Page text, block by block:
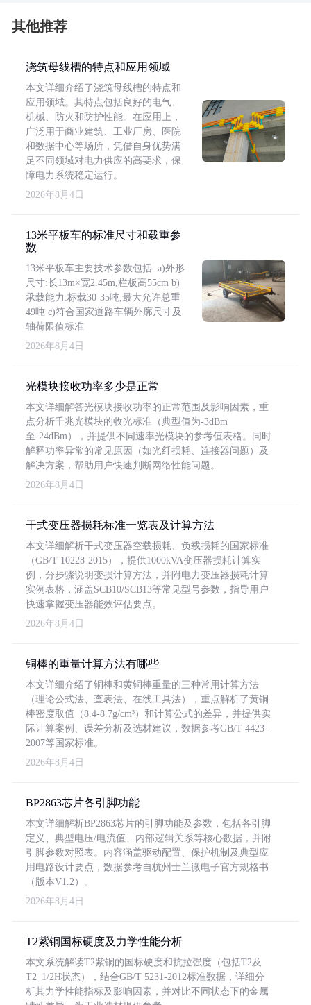
其他推荐
浇筑母线槽的特点和应用领域
本文详细介绍了浇筑母线槽的特点和
应用领域。其特点包括良好的电气、
机械、防火和防护性能。在应用上，
广泛用于商业建筑、工业厂房、医院
和数据中心等场所，凭借自身优势满
足不同领域对电力供应的高要求，保
障电力系统稳定运行。
2026年8月4日
13米平板车的标准尺寸和载重参
数
13米平板车主要技术参数包括: a)外形
尺寸:长13m×宽2.45m,栏板高55cm b)
承载能力:标载30-35吨,最大允许总重
49吨 c)符合国家道路车辆外廓尺寸及
轴荷限值标准
2026年8月4日
光模块接收功率多少是正常
本文详细解答光模块接收功率的正常范围及影响因素，重
点分析千兆光模块的收光标准（典型值为-3dBm
至-24dBm），并提供不同速率光模块的参考值表格。同时
解释功率异常的常见原因（如光纤损耗、连接器问题）及
解决方案，帮助用户快速判断网络性能问题。
2026年8月4日
干式变压器损耗标准一览表及计算方法
本文详细解析干式变压器空载损耗、负载损耗的国家标准
（GB/T 10228-2015），提供1000kVA变压器损耗计算实
例，分步骤说明变损计算方法，并附电力变压器损耗计算
实例表格，涵盖SCB10/SCB13等常见型号参数，指导用户
快速掌握变压器能效评估要点。
2026年8月4日
铜棒的重量计算方法有哪些
本文详细介绍了铜棒和黄铜棒重量的三种常用计算方法
（理论公式法、查表法、在线工具法），重点解析了黄铜
棒密度取值（8.4-8.7g/cm³）和计算公式的差异，并提供实
际计算案例、误差分析及选材建议，数据参考GB/T 4423-
2007等国家标准。
2026年8月4日
BP2863芯片各引脚功能
本文详细解析BP2863芯片的引脚功能及参数，包括各引脚
定义、典型电压/电流值、内部逻辑关系等核心数据，并附
引脚参数对照表。内容涵盖驱动配置、保护机制及典型应
用电路设计要点，数据参考自杭州士兰微电子官方规格书
（版本V1.2）。
2026年8月4日
T2紫铜国标硬度及力学性能分析
本文系统解读T2紫铜的国标硬度和抗拉强度（包括T2及
T2_1/2H状态），结合GB/T 5231-2012标准数据，详细分
析其力学性能指标及影响因素，并对比不同状态下的金属